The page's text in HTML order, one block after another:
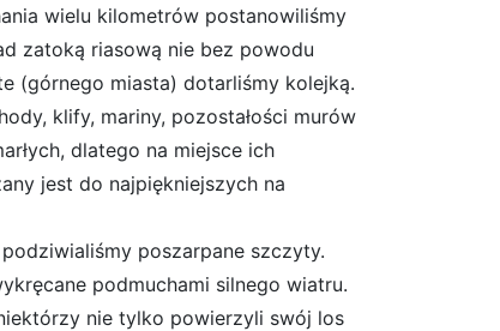
wielu kilometrów postanowiliśmy
zatoką riasową nie bez powodu
(górnego miasta) dotarliśmy kolejką.
klify, mariny, pozostałości murów
dlatego na miejsce ich
jest do najpiękniejszych na
poszarpane szczyty.
podmuchami silnego wiatru.
nie tylko powierzyli swój los